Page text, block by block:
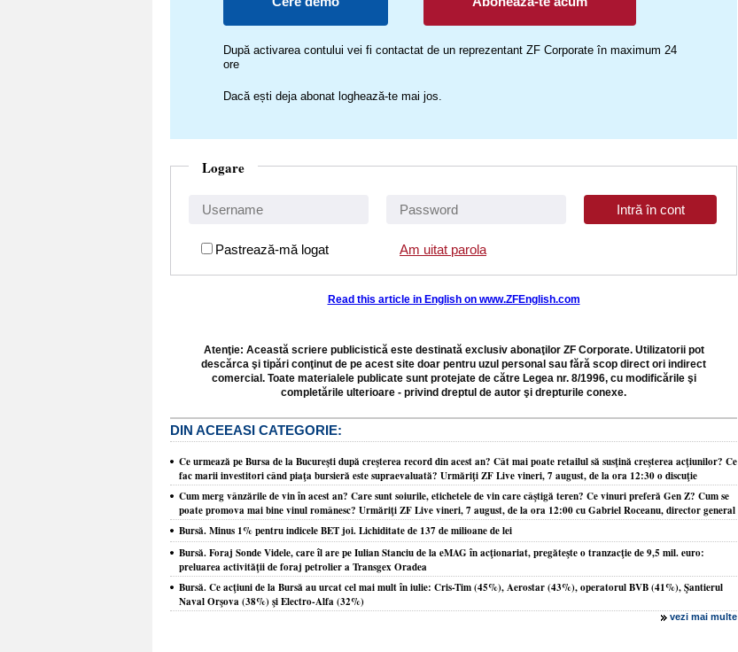
După activarea contului vei fi contactat de un reprezentant ZF Corporate în maximum 24
ore
Dacă ești deja abonat loghează-te mai jos.
Logare
Pastrează-mă logat Am uitat parola
Read this article in English on www.ZFEnglish.com
Atenţie: Această scriere publicistică este destinată exclusiv abonaţilor ZF Corporate. Utilizatorii pot
descărca şi tipări conţinut de pe acest site doar pentru uzul personal sau fără scop direct ori indirect
comercial. Toate materialele publicate sunt protejate de către Legea nr. 8/1996, cu modificările şi
completările ulterioare - privind dreptul de autor şi drepturile conexe.
DIN ACEEASI CATEGORIE:
Ce urmează pe Bursa de la Bucureşti după creşterea record din acest an? Cât mai poate retailul să susţină creşterea acţiunilor? Ce
fac marii investitori când piaţa bursieră este supraevaluată? Urmăriţi ZF Live vineri, 7 august, de la ora 12:30 o discuţie
Cum merg vânzările de vin în acest an? Care sunt soiurile, etichetele de vin care câştigă teren? Ce vinuri preferă Gen Z? Cum se
poate promova mai bine vinul românesc? Urmăriţi ZF Live vineri, 7 august, de la ora 12:00 cu Gabriel Roceanu, director general
Bursă. Minus 1% pentru indicele BET joi. Lichiditate de 137 de milioane de lei
Bursă. Foraj Sonde Videle, care îl are pe Iulian Stanciu de la eMAG în acţionariat, pregăteşte o tranzacţie de 9,5 mil. euro:
preluarea activităţii de foraj petrolier a Transgex Oradea
Bursă. Ce acţiuni de la Bursă au urcat cel mai mult în iulie: Cris-Tim (45%), Aerostar (43%), operatorul BVB (41%), Şantierul
Naval Orşova (38%) şi Electro-Alfa (32%)
vezi mai multe